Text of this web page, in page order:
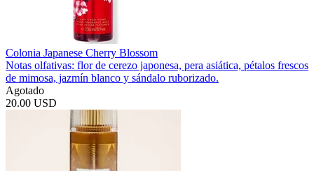
Colonia Japanese Cherry Blossom
Notas olfativas: flor de cerezo japonesa, pera asiática, pétalos frescos
de mimosa, jazmín blanco y sándalo ruborizado.
Agotado
20.00 USD